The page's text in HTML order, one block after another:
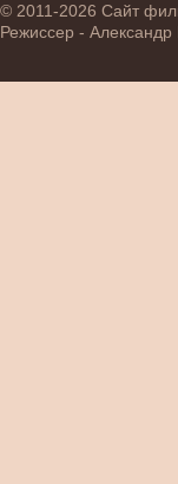
© 2011-2026 Сайт
Режиссер - Александр